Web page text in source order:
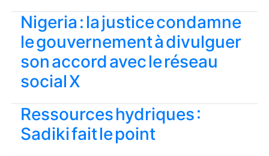
Nigeria : la justice condamne
le gouvernement à divulguer
son accord avec le réseau
social X
Ressources hydriques :
Sadiki fait le point